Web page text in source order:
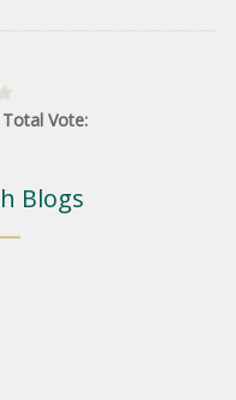
Total Vote:
Blogs